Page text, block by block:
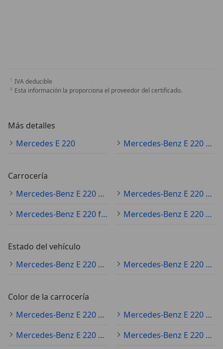
IVA deducible
Esta información la proporciona el proveedor del certificado.
Más detalles
Mercedes E 220
Mercedes-Benz E 220 Especificaciones técnicas
Carrocería
Mercedes-Benz E 220 sedán
Mercedes-Benz E 220 coupé
Mercedes-Benz E 220 familiar
Mercedes-Benz E 220 cabrio
Estado del vehículo
Mercedes-Benz E 220 ocasión
Mercedes-Benz E 220 nuevo
Color de la carrocería
Mercedes-Benz E 220 gris
Mercedes-Benz E 220 negro
Mercedes-Benz E 220 blanco
Mercedes-Benz E 220 azul